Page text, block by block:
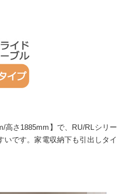
高さ1885mm】で、RU/RLシリー
です。家電収納下も引出しタイ